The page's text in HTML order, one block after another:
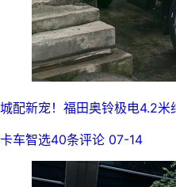
城配新宠！福田奥铃极电4.2
卡车智选40条评论 07-14